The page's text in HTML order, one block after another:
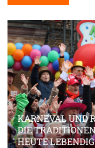
KARNEVAL UND
DIE
HEUTE